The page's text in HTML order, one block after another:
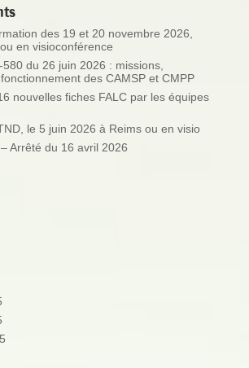
des 19 et 20 novembre 2026,
en visioconférence
du 26 juin 2026 : missions,
des CAMSP et CMPP
nouvelles fiches FALC par les équipes
le 5 juin 2026 à Reims ou en visio
Arrêté du 16 avril 2026